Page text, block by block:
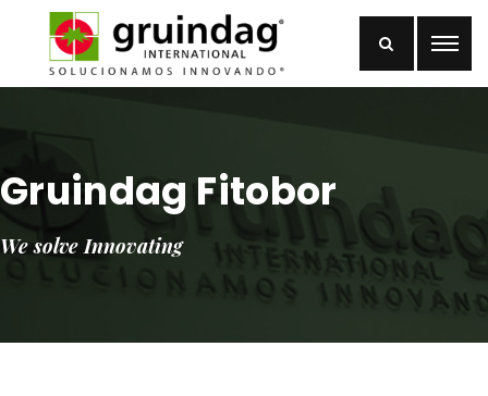
Gruindag Fitobor
We solve Innovating